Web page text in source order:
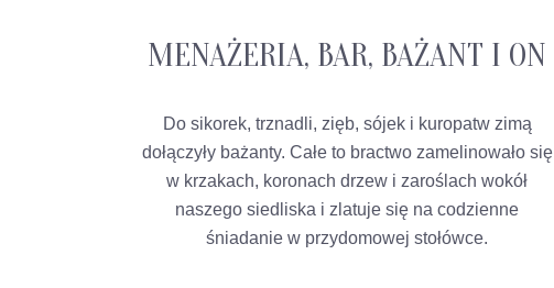
MENAŻERIA, BAR, BAŻANT I ON
Do sikorek, trznadli, zięb, sójek i kuropatw zimą
dołączyły bażanty. Całe to bractwo zamelinowało się
w krzakach, koronach drzew i zaroślach wokół
naszego siedliska i zlatuje się na codzienne
śniadanie w przydomowej stołówce.